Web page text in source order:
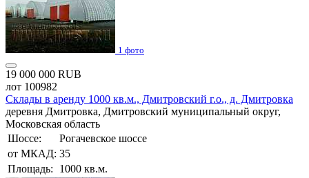
1 фото
19 000 000 RUB
лот 100982
Склады в аренду 1000 кв.м., Дмитровский г.о., д. Дмитровка
деревня Дмитровка, Дмитровский муниципальный округ,
Московская область
Шоссе:
Рогачевское шоссе
от МКАД: 35
Площадь:
1000 кв.м.